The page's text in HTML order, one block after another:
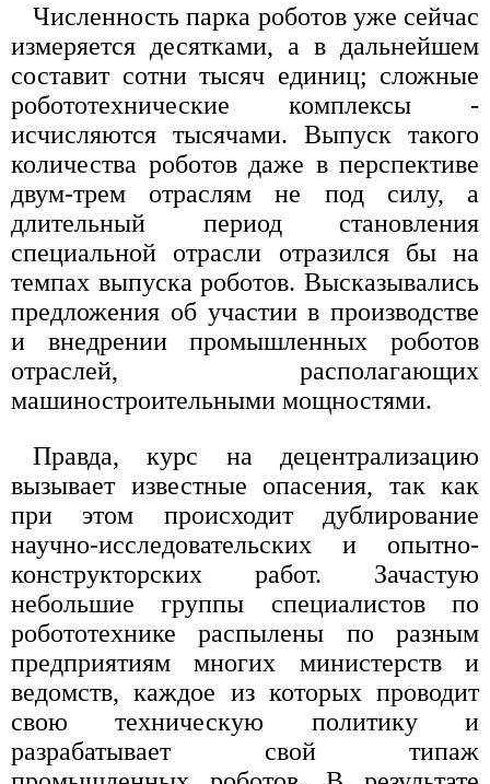
Численность парка роботов уже сейчас
измеряется десятками, а в дальнейшем
составит сотни тысяч единиц; сложные
робототехнические комплексы -
исчисляются тысячами. Выпуск такого
количества роботов даже в перспективе
двум-трем отраслям не под силу, а
длительный период становления
специальной отрасли отразился бы на
темпах выпуска роботов. Высказывались
предложения об участии в производстве
и внедрении промышленных роботов
отраслей, располагающих
машиностроительными мощностями.
Правда, курс на децентрализацию
вызывает известные опасения, так как
при этом происходит дублирование
научно-исследовательских и опытно-
конструкторских работ. Зачастую
небольшие группы специалистов по
робототехнике распылены по разным
предприятиям многих министерств и
ведомств, каждое из которых проводит
свою техническую политику и
разрабатывает свой типаж